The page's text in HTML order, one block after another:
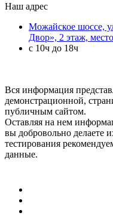
Наш адрес
Можайское шоссе,
Двор», 2 этаж,
с 10ч до 18ч
Вся информация
демонстрационной,
публичным сайтом.
Оставляя на нем
вы добровольно делаете
тестирования
данные.